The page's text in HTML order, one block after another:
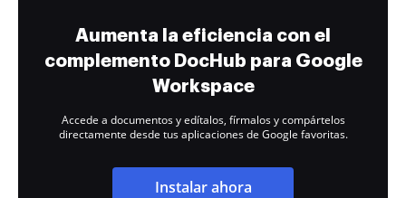
Aumenta la eficiencia con el
complemento DocHub para Google
Workspace
Accede a documentos y edítalos, fírmalos y compártelos
directamente desde tus aplicaciones de Google favoritas.
Instalar ahora